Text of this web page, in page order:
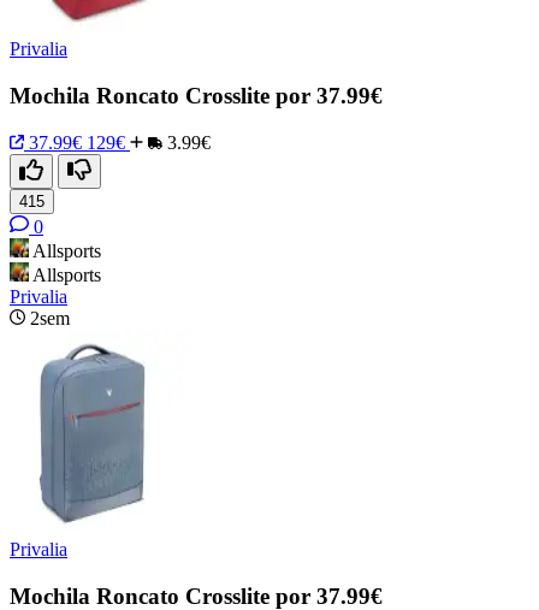
Privalia
Mochila Roncato Crosslite por 37.99€
37.99€ 129€ 3.99€
415
0
Allsports
Allsports
Privalia
2sem
Privalia
Mochila Roncato Crosslite por 37.99€